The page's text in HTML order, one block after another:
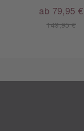
149,95 €
ab 79,95 €